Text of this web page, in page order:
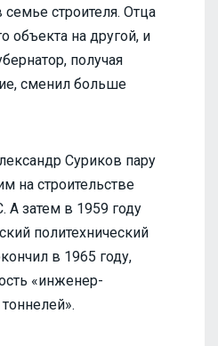
строителя. Отца
объекта на другой, и
получая
сменил больше
Суриков пару
на строительстве
затем в 1959 году
политехнический
в 1965 году,
«инженер-